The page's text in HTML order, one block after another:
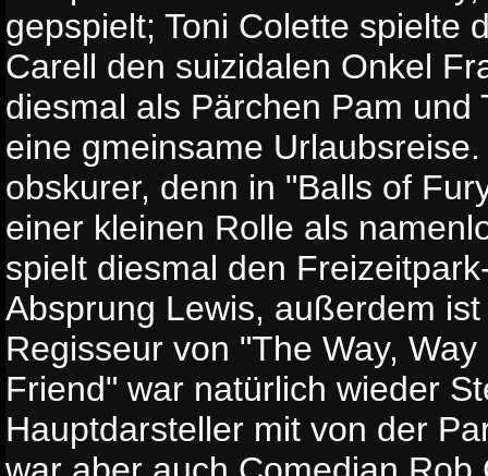
gepspielt; Toni Colette spielte
Carell den suizidalen Onkel
diesmal als Pärchen Pam
eine gmeinsame
obskurer, denn in "Balls of
einer kleinen Rolle als
spielt diesmal den
Absprung Lewis, außerdem
Regisseur von "The Way,
Friend" war natürlich wieder
Hauptdarsteller mit von der